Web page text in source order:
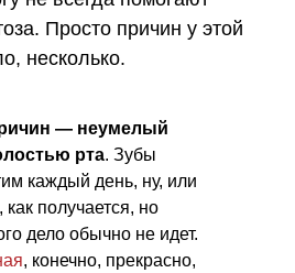
Просто причин у этой
несколько.
— неумелый
рта. Зубы
каждый день, ну, или
получается, но
дело обычно не идет.
, конечно, прекрасно,